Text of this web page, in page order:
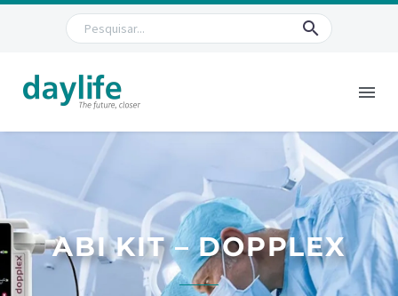
ABI KIT – DOPPLEX